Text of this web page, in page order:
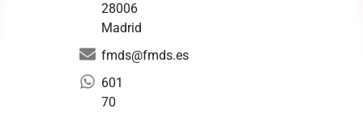
28006
Madrid
fmds@fmds.es
601
70